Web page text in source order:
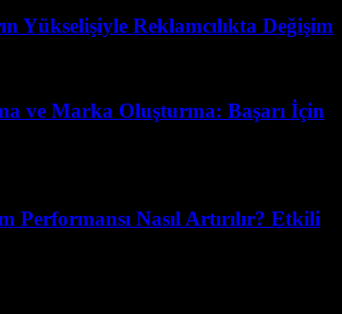
Yükselişiyle Reklamcılıkta Değişim
ve Marka Oluşturma: Başarı İçin
Performansı Nasıl Artırılır? Etkili